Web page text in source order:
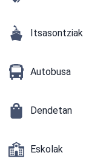
Itsasontziak
Autobusa
Dendetan
Eskolak